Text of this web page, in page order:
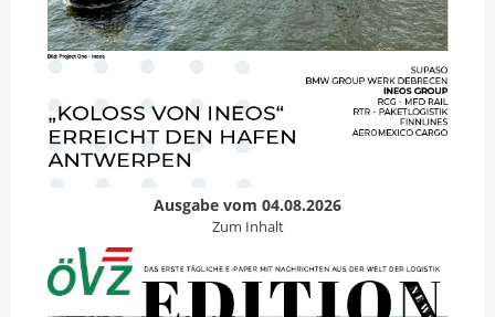
Ausgabe vom 04.08.2026
Zum Inhalt